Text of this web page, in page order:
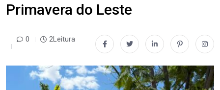
Primavera do Leste
0 2Leitura